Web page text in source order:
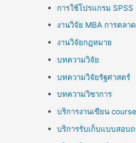
การใช้โปรแกรม SPSS
งานวิจัย MBA การตลาด
งานวิจัยกฎหมาย
บทความวิจัย
บทความวิจัยรัฐศาสตร์
บทความวิชาการ
บริการงานเขียน
บริการรับเก็บแบบสอบ